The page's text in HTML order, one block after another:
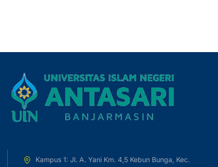
Kampus 1: Jl. A. Yani Km. 4,5 Kebun Bunga, Kec.